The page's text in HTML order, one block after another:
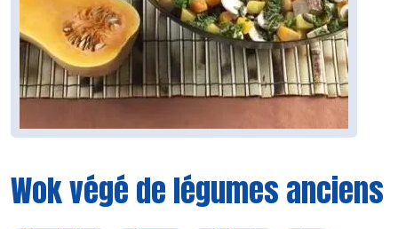
Wok végé de légumes anciens